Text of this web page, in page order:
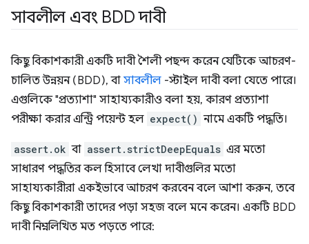
সাবলীল এবং BDD দাবী
কিছু বিকাশকারী একটি দাবী শৈলী পছন্দ করেন যেটিকে আচরণ-
চালিত উন্নয়ন (BDD), বা সাবলীল -স্টাইল দাবী বলা যেতে পারে।
এগুলিকে "প্রত্যাশা" সাহায্যকারীও বলা হয়, কারণ প্রত্যাশা
পরীক্ষা করার এন্ট্রি পয়েন্ট হল expect() নামে একটি পদ্ধতি।
assert.ok বা assert.strictDeepEquals এর মতো
সাধারণ পদ্ধতির কল হিসাবে লেখা দাবীগুলির মতো
সাহায্যকারীরা একইভাবে আচরণ করবেন বলে আশা করুন, তবে
কিছু বিকাশকারী তাদের পড়া সহজ বলে মনে করেন। একটি BDD
দাবী নিম্নলিখিত মত পড়তে পারে: